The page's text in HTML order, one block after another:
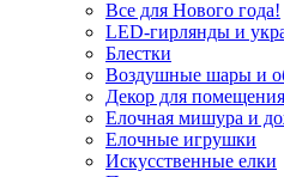
Все для Нового года!
LED-гирлянды и
Блестки
Воздушные шары и
Декор для помещения
Елочная мишура и
Елочные игрушки
Искусственные елки